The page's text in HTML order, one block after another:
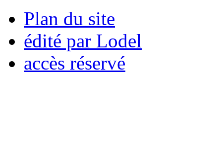
Plan du site
édité par Lodel
accès réservé